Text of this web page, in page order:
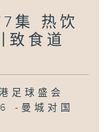
集 热饮
致食道
足球盛会
-曼城对国